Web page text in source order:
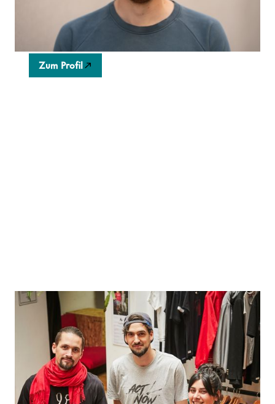
Zum Profil
Hehlerei
Textiles Merchandise und nachhaltige
Modelösungen für B2B- und B2C-Kundensegmente,
unter ausschließlichem Rückgriff auf getragene und
ausrangierte Kleidung.